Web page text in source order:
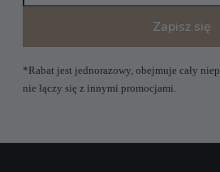
Zapisz się
*Rabat jest jednorazowy, obejmuje cały
nie łączy się z innymi promocjami.